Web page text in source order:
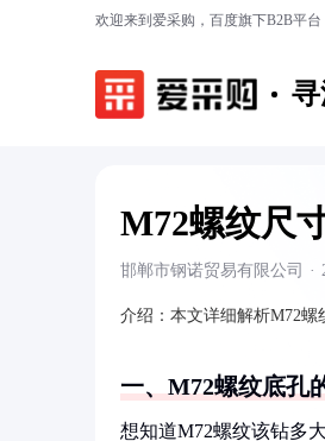
欢迎来到爱采购，百度旗下B2B平台
M72螺纹尺
邯郸市钢诺贸易有限公司 ·
介绍： 本文详细解析M72螺
一、M72螺纹底孔
想知道M72螺纹该钻多